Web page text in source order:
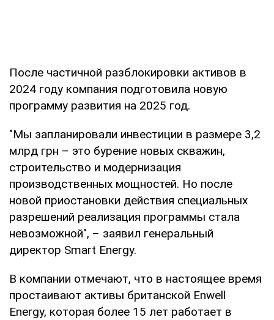
После частичной разблокировки активов в
2024 году компания подготовила новую
программу развития на 2025 год.
"Мы запланировали инвестиции в размере 3,2
млрд грн – это бурение новых скважин,
строительство и модернизация
производственных мощностей. Но после
новой приостановки действия специальных
разрешений реализация программы стала
невозможной", – заявил генеральный
директор Smart Energy.
В компании отмечают, что в настоящее время
простаивают активы британской Enwell
Energy, которая более 15 лет работает в